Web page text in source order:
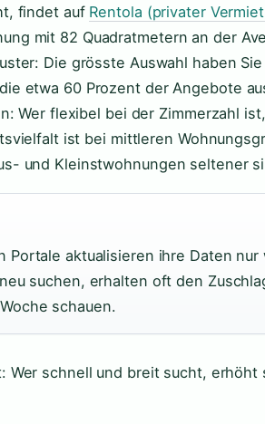
findet auf Rentola (privater
mit 82 Quadratmetern an der
Die grösste Auswahl haben
etwa 60 Prozent der Angebote
Wer flexibel bei der Zimmerzahl
ist bei mittleren
und Kleinstwohnungen seltener
Portale aktualisieren ihre Daten
suchen, erhalten oft den
schauen.
Wer schnell und breit sucht, erhöht